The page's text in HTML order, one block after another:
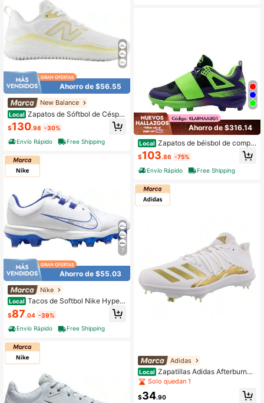
Ahorro de $56.55
New Balance
Local Zapatos de Sóftbol de Céspe
d VELO V4 para Mujer New Balanc
e | | Zapatos de Béisbol para Hombr
e
$130.98 -30%
Envío Rápido
Free Shipping
7
Ahorro de $55.03
Nike
Local Tacos de Softbol Nike Hyperd
iamond 4 Pro MCS para Mujer
$87.04 -39%
Envío Rápido
Free Shipping
Ahorro de $316.14
Local Zapatos de béisbol de compe
tición Whirlwind de caña baja con
malla para ventilación, comodidad
y entrenamiento profesional
$103.86 -75%
Envío Rápido
Free Shipping
Adidas
Local Zapatillas Adidas Afterburner
6 Speed Trap para hombre
Solo quedan 1
$34.90